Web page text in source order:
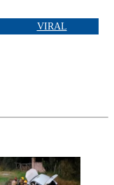
VIRAL